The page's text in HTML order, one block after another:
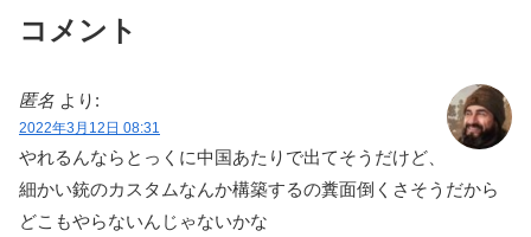
コメント
匿名 より:
2022年3月12日 08:31
やれるんならとっくに中国あたりで出てそうだけど、
細かい銃のカスタムなんか構築するの糞面倒くさそうだから
どこもやらないんじゃないかな